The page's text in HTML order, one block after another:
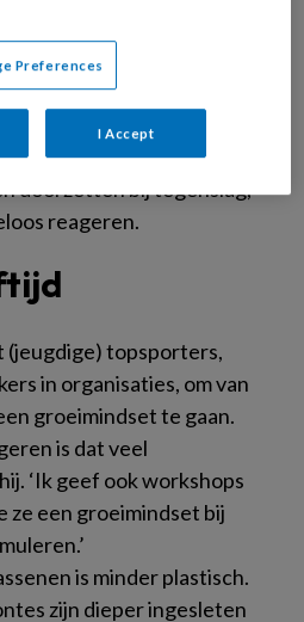
Amerikaanse psychologe.
sommige mensen
anderen niet. Zij
heeft met het feit
doorzetten bij tegenslag,
reageren.
(jeugdige) topsporters,
in organisaties, om van
groeimindset te gaan.
is dat veel
‘Ik geef ook workshops
ze een groeimindset bij
is minder plastisch.
zijn dieper ingesleten
Preferences
I Accept